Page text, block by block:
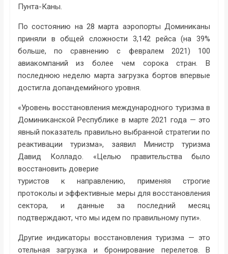
Пунта-Каны.
По состоянию на 28 марта аэропорты Доминиканы
приняли в общей сложности 3,142 рейса (на 39%
больше, по сравнению с февралем 2021) 100
авиакомпаний из более чем сорока стран. В
последнюю неделю марта загрузка бортов впервые
достигла допандемийного уровня.
«Уровень восстановления международного туризма в
Доминиканской Республике в марте 2021 года — это
явный показатель правильно выбранной стратегии по
реактивации туризма», заявил Министр туризма
Давид Колладо. «Целью правительства было
восстановить доверие
туристов к направлению, применяя строгие
протоколы и эффективные меры для восстановления
сектора, и данные за последний месяц
подтверждают, что мы идем по правильному пути».
Другие индикаторы восстановления туризма — это
отельная загрузка и бронирование перелетов. В